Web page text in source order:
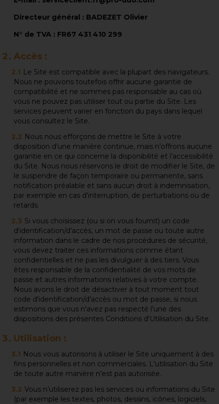
Directeur général : BADEZET Olivier
N° de TVA : FR67 431 410 299
Accès :
Le Site est compatible avec la plupart des navigateurs.
Nous ne pouvons toutefois offrir aucune garantie de
compatibilité et ne sommes pas responsable au cas où
vous ne pouvez pas utiliser tout ou partie du Site. Les
services peuvent varier en fonction du pays dans lequel
vous consultez le Site.
Nous nous efforçons de mettre le Site à votre
disposition d’une manière continue, mais n’offrons aucune
garantie en ce qui concerne la disponibilité et l’accessibilité
du Site. Nous nous réservons le droit de modifier le Site, de
le suspendre de façon temporaire ou permanente, sans
notification préalable et sans aucun droit à indemnisation,
par exemple en cas d'interruption, de perturbations ou de
retards.
Si vous choisissez (ou si on vous fournit) un code
d'identification/d’accès, un mot de passe ou toute autre
information dans le cadre de nos procédures de sécurité,
vous devez traiter ces informations comme étant
confidentielles et ne pas les divulguer à des tiers. Vous
êtes responsable de la confidentialité de vos mots de
passe et autres informations relatives à votre compte.
Nous avons le droit de désactiver à tout moment tout
code d'identification/d’accès ou mot de passe, si nous
estimons que vous n'avez pas respecté l'une des
dispositions des présentes Conditions d'Utilisation du Site.
Utilisation :
Nous vous autorisons à utiliser le Site uniquement à des
fins personnelles et non commerciales. L'utilisation du Site
de toute autre manière n'est pas autorisée.
Vous n’utiliserez pas les services ou informations du Site
(par exemple les textes, photos, dessins, icônes, logiciels,